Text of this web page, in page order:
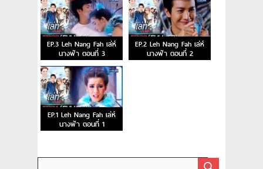
EP.3 Leh Nang Fah เล่ห์
นางฟ้า ตอนที่ 3
EP.2 Leh Nang Fah เล่ห์
นางฟ้า ตอนที่ 2
EP.1 Leh Nang Fah เล่ห์
นางฟ้า ตอนที่ 1